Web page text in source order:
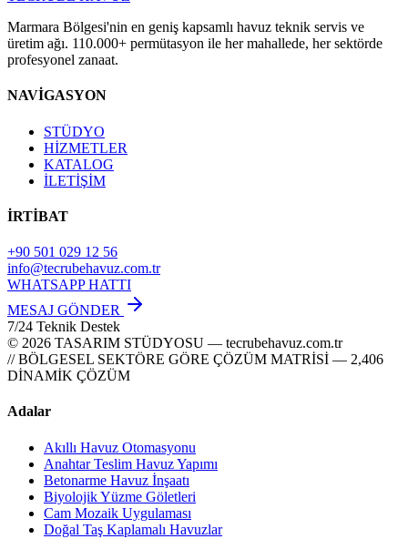
Marmara Bölgesi'nin en geniş kapsamlı havuz teknik servis ve
üretim ağı. 110.000+ permütasyon ile her mahallede, her sektörde
profesyonel zanaat.
NAVİGASYON
STÜDYO
HİZMETLER
KATALOG
İLETİŞİM
İRTİBAT
+90 501 029 12 56
info@tecrubehavuz.com.tr
WHATSAPP HATTI
MESAJ GÖNDER
7/24 Teknik Destek
© 2026 TASARIM STÜDYOSU — tecrubehavuz.com.tr
// BÖLGESEL SEKTÖRE GÖRE ÇÖZÜM MATRİSİ — 2,406
DİNAMİK ÇÖZÜM
Adalar
Akıllı Havuz Otomasyonu
Anahtar Teslim Havuz Yapımı
Betonarme Havuz İnşaatı
Biyolojik Yüzme Göletleri
Cam Mozaik Uygulaması
Doğal Taş Kaplamalı Havuzlar